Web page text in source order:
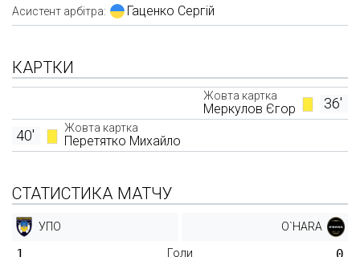
Асистент арбітра: Гаценко Сергій
КАРТКИ
36'
Жовта картка
Меркулов Єгор
Жовта картка
Перетятко Михайло
40'
СТАТИСТИКА МАТЧУ
УПО O`HARA
Голи